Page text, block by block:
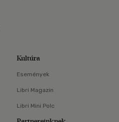
Kultúra
Események
Libri Magazin
Libri Mini Polc